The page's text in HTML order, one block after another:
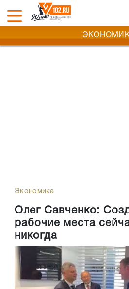
Экономика
Олег Савченко:
рабочие места
никогда